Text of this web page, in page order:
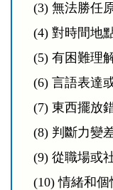
(3) 無法勝任
(4) 對時間地
(5) 有困難理
(6) 言語表達
(7) 東西擺放
(8) 判斷力變
(9) 從職場或
(10) 情緒和個